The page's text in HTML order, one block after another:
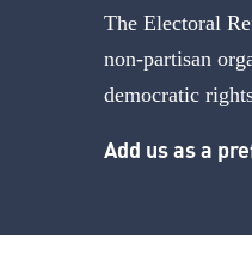
The Electoral
non-partisan
democratic
Add us as a